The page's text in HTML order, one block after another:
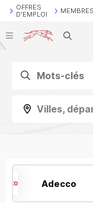
OFFRES
D'EMPLOI
MEMBRES
Villes,
Adecco